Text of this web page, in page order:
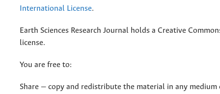
International License.
Earth Sciences Research Journal holds a Creative
license.
You are free to:
Share — copy and redistribute the material in any